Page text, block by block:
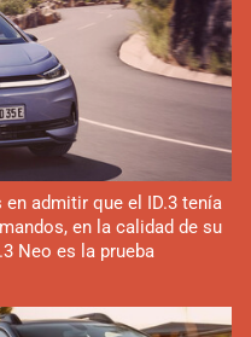
admitir que el ID.3 tenía
en la calidad de su
Neo es la prueba